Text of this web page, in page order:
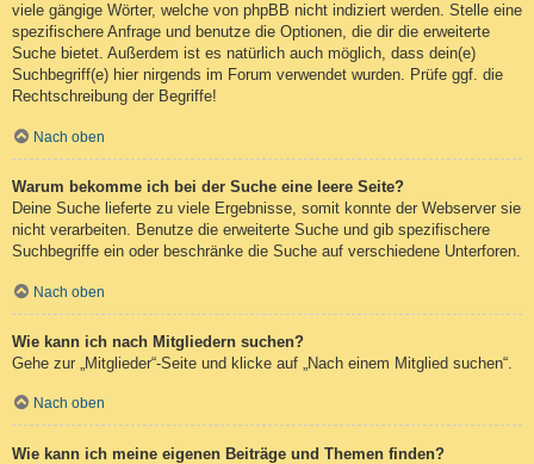
viele gängige Wörter, welche von phpBB nicht indiziert werden. Stelle eine
spezifischere Anfrage und benutze die Optionen, die dir die erweiterte
Suche bietet. Außerdem ist es natürlich auch möglich, dass dein(e)
Suchbegriff(e) hier nirgends im Forum verwendet wurden. Prüfe ggf. die
Rechtschreibung der Begriffe!
Nach oben
Warum bekomme ich bei der Suche eine leere Seite?
Deine Suche lieferte zu viele Ergebnisse, somit konnte der Webserver sie
nicht verarbeiten. Benutze die erweiterte Suche und gib spezifischere
Suchbegriffe ein oder beschränke die Suche auf verschiedene Unterforen.
Nach oben
Wie kann ich nach Mitgliedern suchen?
Gehe zur „Mitglieder“-Seite und klicke auf „Nach einem Mitglied suchen“.
Nach oben
Wie kann ich meine eigenen Beiträge und Themen finden?